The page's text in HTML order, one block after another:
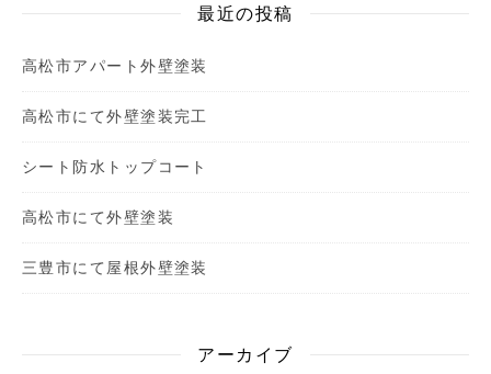
最近の投稿
高松市アパート外壁塗装
高松市にて外壁塗装完工
シート防水トップコート
高松市にて外壁塗装
三豊市にて屋根外壁塗装
アーカイブ